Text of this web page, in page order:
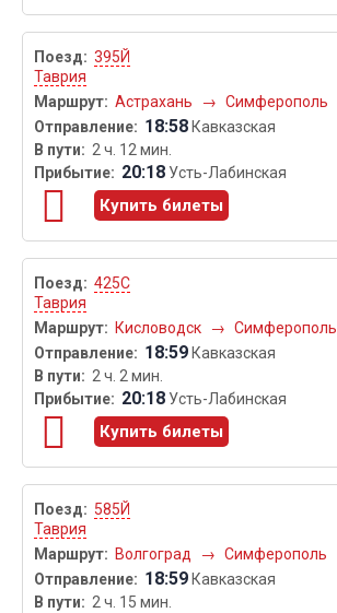
395Й
Таврия
Астрахань
→ Симферополь
18:58 Кавказская
2 ч. 12 мин.
20:18 Усть-Лабинская
Купить билеты
425С
Таврия
Кисловодск
→ Симферополь
18:59 Кавказская
2 ч. 2 мин.
20:18 Усть-Лабинская
Купить билеты
585Й
Таврия
Волгоград
→ Симферополь
18:59 Кавказская
2 ч. 15 мин.